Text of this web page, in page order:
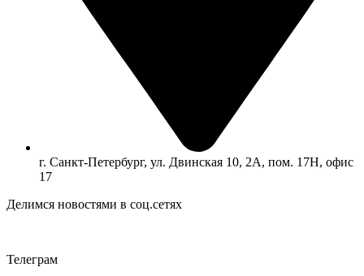
г. Санкт-Петербург, ул. Двинская 10, 2А, пом. 17Н, офис
17
Делимся новостями в соц.сетях
Телеграм